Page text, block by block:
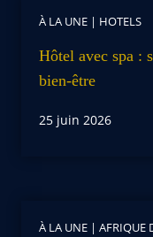
À LA UNE | HOTELS
Hôtel avec spa :
bien-être
25 juin 2026
À LA UNE | AFRIQUE